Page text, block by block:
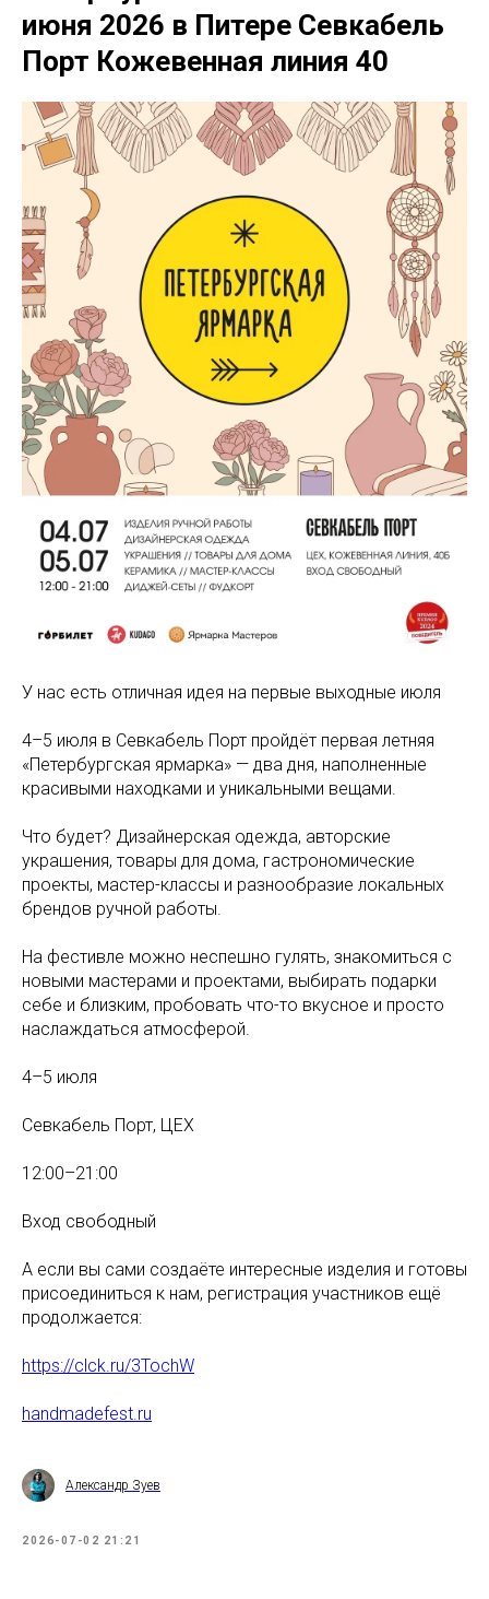
июня 2026 в Питере Севкабель
Порт Кожевенная линия 40
У нас есть отличная идея на первые выходные июля
4–5 июля в Севкабель Порт пройдёт первая летняя
«Петербургская ярмарка» — два дня, наполненные
красивыми находками и уникальными вещами.
Что будет? Дизайнерская одежда, авторские
украшения, товары для дома, гастрономические
проекты, мастер-классы и разнообразие локальных
брендов ручной работы.
На фестивле можно неспешно гулять, знакомиться с
новыми мастерами и проектами, выбирать подарки
себе и близким, пробовать что-то вкусное и просто
наслаждаться атмосферой.
4–5 июля
Севкабель Порт, ЦЕХ
12:00–21:00
Вход свободный
А если вы сами создаёте интересные изделия и готовы
присоединиться к нам, регистрация участников ещё
продолжается:
https://clck.ru/3TochW
handmadefest.ru
Александр Зуев
2026-07-02 21:21